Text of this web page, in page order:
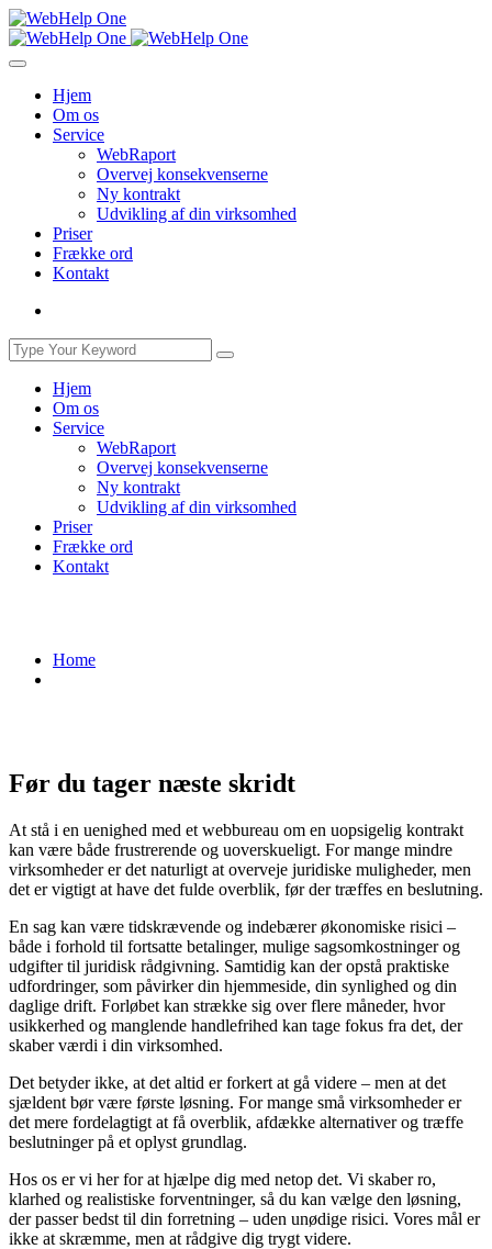
Hjem
Om os
Service
WebRaport
Overvej konsekvenserne
Ny kontrakt
Udvikling af din virksomhed
Priser
Frække ord
Kontakt
Hjem
Om os
Service
WebRaport
Overvej konsekvenserne
Ny kontrakt
Udvikling af din virksomhed
Priser
Frække ord
Kontakt
Home
Før du tager næste skridt
At stå i en uenighed med et webbureau om en uopsigelig kontrakt
kan være både frustrerende og uoverskueligt. For mange mindre
virksomheder er det naturligt at overveje juridiske muligheder, men
det er vigtigt at have det fulde overblik, før der træffes en beslutning.
En sag kan være tidskrævende og indebærer økonomiske risici –
både i forhold til fortsatte betalinger, mulige sagsomkostninger og
udgifter til juridisk rådgivning. Samtidig kan der opstå praktiske
udfordringer, som påvirker din hjemmeside, din synlighed og din
daglige drift. Forløbet kan strække sig over flere måneder, hvor
usikkerhed og manglende handlefrihed kan tage fokus fra det, der
skaber værdi i din virksomhed.
Det betyder ikke, at det altid er forkert at gå videre – men at det
sjældent bør være første løsning. For mange små virksomheder er
det mere fordelagtigt at få overblik, afdække alternativer og træffe
beslutninger på et oplyst grundlag.
Hos os er vi her for at hjælpe dig med netop det. Vi skaber ro,
klarhed og realistiske forventninger, så du kan vælge den løsning,
der passer bedst til din forretning – uden unødige risici. Vores mål er
ikke at skræmme, men at rådgive dig trygt videre.